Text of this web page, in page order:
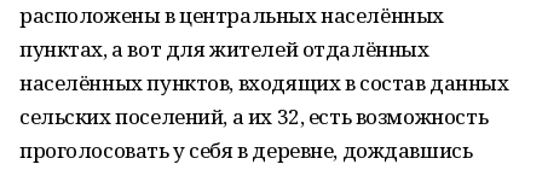
расположены в центральных населённых
пунктах, а вот для жителей отдалённых
населённых пунктов, входящих в состав данных
сельских поселений, а их 32, есть возможность
проголосовать у себя в деревне, дождавшись